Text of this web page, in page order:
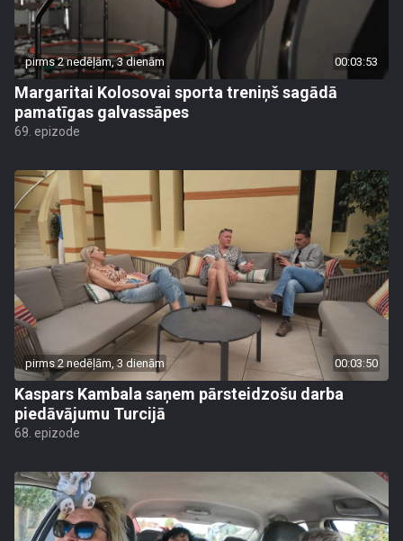
pirms 2 nedēļām, 3 dienām 00:03:53
Margaritai Kolosovai sporta treniņš sagādā
pamatīgas galvassāpes
69. epizode
pirms 2 nedēļām, 3 dienām 00:03:50
Kaspars Kambala saņem pārsteidzošu darba
piedāvājumu Turcijā
68. epizode